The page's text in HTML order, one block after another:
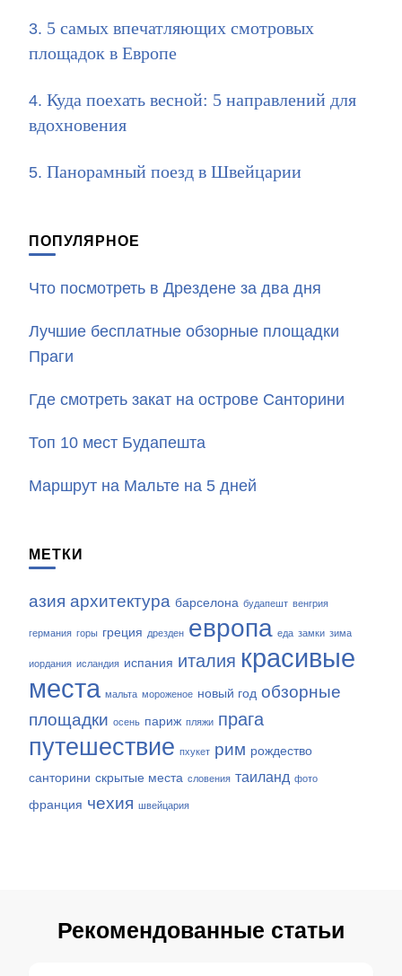
5 самых впечатляющих смотровых
площадок в Европе
Куда поехать весной: 5 направлений для
вдохновения
Панорамный поезд в Швейцарии
ПОПУЛЯРНОЕ
Что посмотреть в Дрездене за два дня
Лучшие бесплатные обзорные площадки
Праги
Где смотреть закат на острове Санторини
Топ 10 мест Будапешта
Маршрут на Мальте на 5 дней
МЕТКИ
азия архитектура барселона будапешт венгрия
германия горы греция дрезден европа еда замки зима
иордания исландия испания италия красивые
места мальта мороженое новый год обзорные
площадки осень париж пляжи прага
путешествие пхукет рим рождество
санторини скрытые места словения таиланд фото
франция чехия швейцария
Рекомендованные статьи